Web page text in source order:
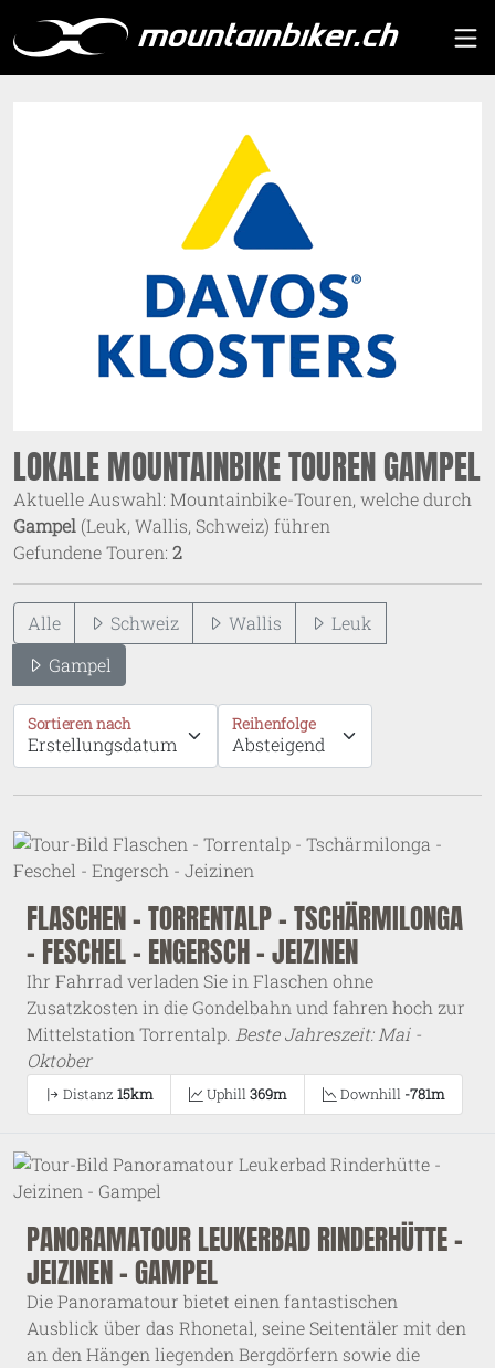
LOKALE MOUNTAINBIKE TOUREN GAMPEL
Aktuelle Auswahl: Mountainbike-Touren, welche durch
Gampel (Leuk, Wallis, Schweiz) führen
Gefundene Touren: 2
Alle Schweiz Wallis
Leuk
Gampel
Sortieren nach Reihenfolge
FLASCHEN - TORRENTALP - TSCHÄRMILONGA
- FESCHEL - ENGERSCH - JEIZINEN
Ihr Fahrrad verladen Sie in Flaschen ohne
Zusatzkosten in die Gondelbahn und fahren hoch zur
Mittelstation Torrentalp. Beste Jahreszeit: Mai -
Oktober
Distanz 15km Uphill369m Downhill -781m
PANORAMATOUR LEUKERBAD RINDERHÜTTE -
JEIZINEN - GAMPEL
Die Panoramatour bietet einen fantastischen
Ausblick über das Rhonetal, seine Seitentäler mit den
an den Hängen liegenden Bergdörfern sowie die